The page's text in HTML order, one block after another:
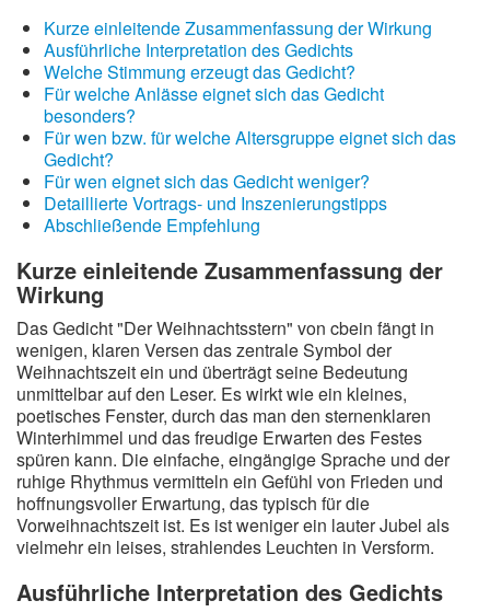
Kurze einleitende Zusammenfassung der Wirkung
Ausführliche Interpretation des Gedichts
Welche Stimmung erzeugt das Gedicht?
Für welche Anlässe eignet sich das Gedicht
besonders?
Für wen bzw. für welche Altersgruppe eignet sich das
Gedicht?
Für wen eignet sich das Gedicht weniger?
Detaillierte Vortrags- und Inszenierungstipps
Abschließende Empfehlung
Kurze einleitende Zusammenfassung der
Wirkung
Das Gedicht "Der Weihnachtsstern" von cbein fängt in
wenigen, klaren Versen das zentrale Symbol der
Weihnachtszeit ein und überträgt seine Bedeutung
unmittelbar auf den Leser. Es wirkt wie ein kleines,
poetisches Fenster, durch das man den sternenklaren
Winterhimmel und das freudige Erwarten des Festes
spüren kann. Die einfache, eingängige Sprache und der
ruhige Rhythmus vermitteln ein Gefühl von Frieden und
hoffnungsvoller Erwartung, das typisch für die
Vorweihnachtszeit ist. Es ist weniger ein lauter Jubel als
vielmehr ein leises, strahlendes Leuchten in Versform.
Ausführliche Interpretation des Gedichts